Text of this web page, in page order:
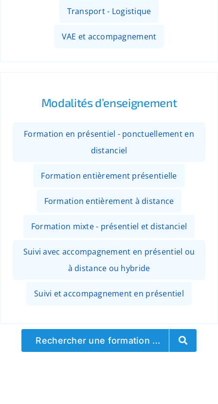
Transport - Logistique
VAE et accompagnement
Modalités d’enseignement
Formation en présentiel - ponctuellement en
distanciel
Formation entièrement présentielle
Formation entièrement à distance
Formation mixte - présentiel et distanciel
Suivi avec accompagnement en présentiel ou
à distance ou hybride
Suivi et accompagnement en présentiel
Rechercher une formation …